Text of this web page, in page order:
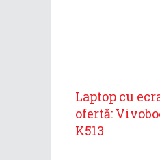
Laptop cu
ofertă:
K513